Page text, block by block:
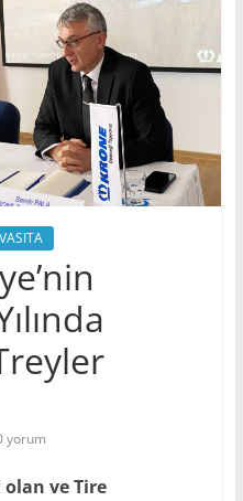
yorum
olan ve Tire